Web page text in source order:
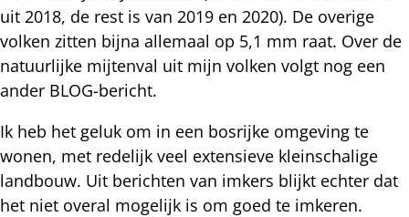
uit 2018, de rest is van 2019 en 2020). De overige
volken zitten bijna allemaal op 5,1 mm raat. Over de
natuurlijke mijtenval uit mijn volken volgt nog een
ander BLOG-bericht.
Ik heb het geluk om in een bosrijke omgeving te
wonen, met redelijk veel extensieve kleinschalige
landbouw. Uit berichten van imkers blijkt echter dat
het niet overal mogelijk is om goed te imkeren.